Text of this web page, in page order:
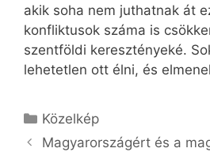
akik soha nem juthatnak át
konfliktusok száma is
szentföldi keresztényeké.
lehetetlen ott élni, és
Kategória
Közelkép
Magyarországért és a